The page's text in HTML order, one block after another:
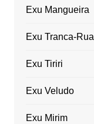
Exu Mangueira
Exu Tranca-Rua
Exu Tiriri
Exu Veludo
Exu Mirim